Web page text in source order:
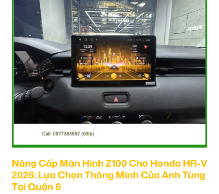
Nâng Cấp Màn Hình Z100 Cho Honda HR-V
2026: Lựa Chọn Thông Minh Của Anh Tùng
Tại Quận 6